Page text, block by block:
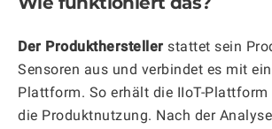
Der Produkthersteller stattet sein
Sensoren aus und verbindet es mit
Plattform. So erhält die IIoT-Plattform
die Produktnutzung. Nach der